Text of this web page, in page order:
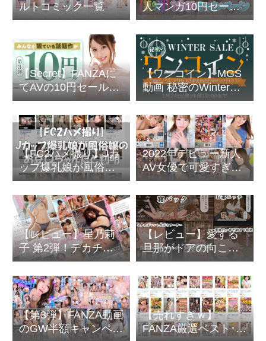
ルトコミック一覧
人マンガ10円セール
第9弾-いよいよ最終
週！
【Secret】FANZAに
てAVの10円セール最
終Secret公開
【ワンコイン】MGS
動画 秘密のWinter
Sale
【FC2ハメ撮り】Jカ
ップ爆乳娘が風俗嬢
のお豆〇ちゃんだと
判明
2022年デビュー新人
AV女優で可愛すぎる
と噂の『古川ほの
か』特集
【レビュー】星乃莉
子 第2弾！デカチン
に激しく突かれ潮も
吹き散らかしオモチ
ャで悶絶して最後は
大量顔射
【レビュー】愛する
旦那がドアの向こう
にいるのに他人棒の
方がキモチイイと叫
び完堕ちする人妻
【第3弾】FANZA動画
のGW半額キャンペー
【売れすぎｗ】
FANZA厳選ベスト･総